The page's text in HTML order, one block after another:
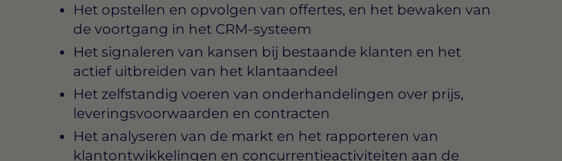
Het opstellen en opvolgen van offertes, en het bewaken van
de voortgang in het CRM-systeem
Het signaleren van kansen bij bestaande klanten en het
actief uitbreiden van het klantaandeel
Het zelfstandig voeren van onderhandelingen over prijs,
leveringsvoorwaarden en contracten
Het analyseren van de markt en het rapporteren van
klantontwikkelingen en concurrentieactiviteiten aan de